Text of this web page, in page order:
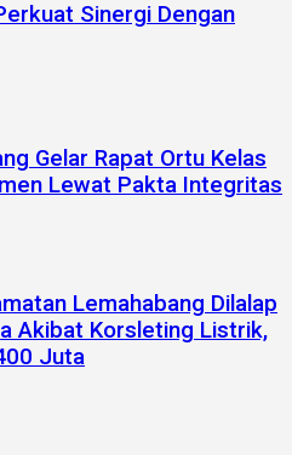
Sinergi Dengan
Gelar Rapat Ortu Kelas
Lewat Pakta Integritas
Lemahabang Dilalap
Akibat Korsleting Listrik,
Juta